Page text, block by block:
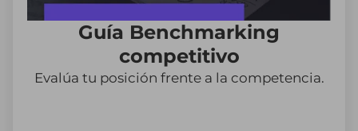
Guía Benchmarking
competitivo
Evalúa tu posición frente a la competencia.